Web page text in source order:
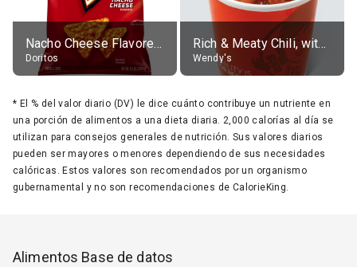
Nacho Cheese Flavored Tortilla Chips
Doritos
Rich & Meaty Chili, without toppings, large
Wendy's
* El % del valor diario (DV) le dice cuánto contribuye un nutriente en
una porción de alimentos a una dieta diaria. 2,000 calorías al día se
utilizan para consejos generales de nutrición. Sus valores diarios
pueden ser mayores o menores dependiendo de sus necesidades
calóricas. Estos valores son recomendados por un organismo
gubernamental y no son recomendaciones de CalorieKing.
Alimentos Base de datos